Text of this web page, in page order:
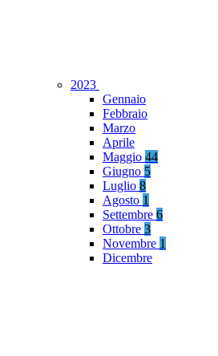
2023
Gennaio
Febbraio
Marzo
Aprile
Maggio 44
Giugno 5
Luglio 8
Agosto 1
Settembre 6
Ottobre 3
Novembre 1
Dicembre